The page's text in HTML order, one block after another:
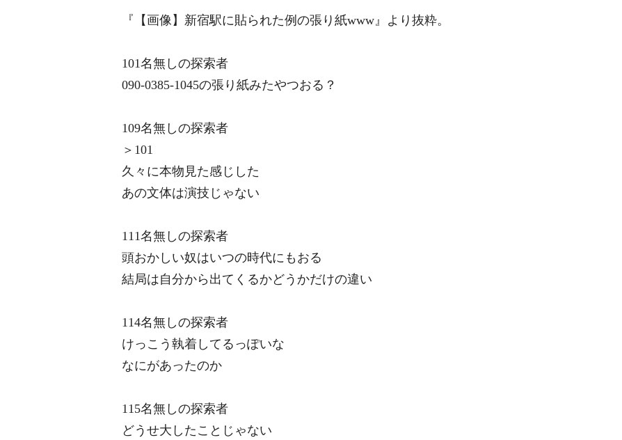
『【画像】新宿駅に貼られた例の張り紙www』より抜粋。
101名無しの探索者
090-0385-1045の張り紙みたやつおる？
109名無しの探索者
＞101
久々に本物見た感じした
あの文体は演技じゃない
111名無しの探索者
頭おかしい奴はいつの時代にもおる
結局は自分から出てくるかどうかだけの違い
114名無しの探索者
けっこう執着してるっぽいな
なにがあったのか
115名無しの探索者
どうせ大したことじゃない